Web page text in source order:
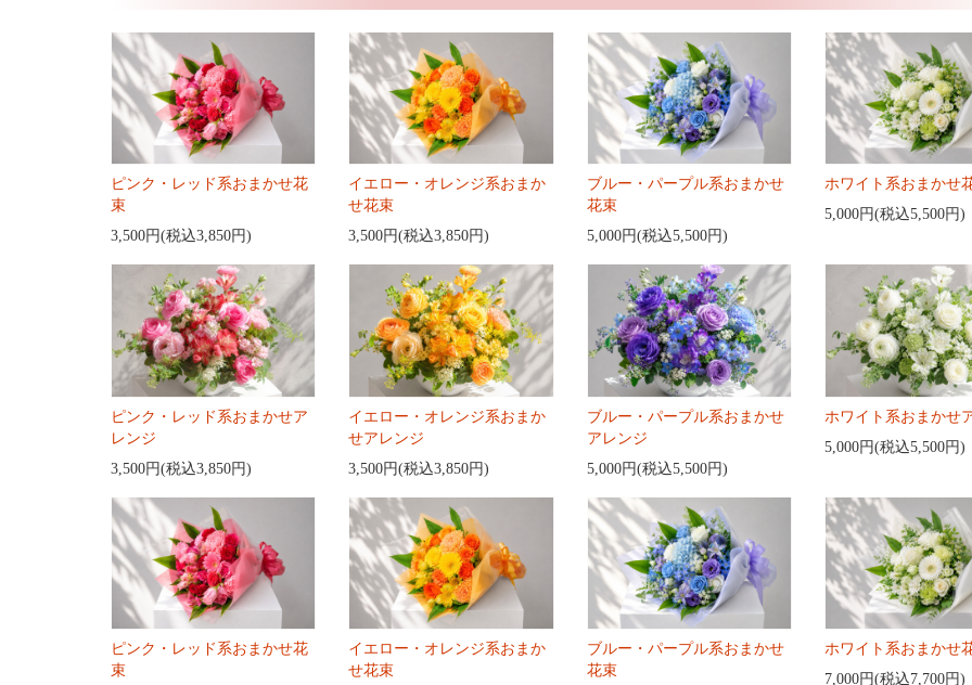
ピンク・レッド系おまかせ花
束
3,500円(税込3,850円)
イエロー・オレンジ系おまか
せ花束
3,500円(税込3,850円)
ブルー・パープル系おまかせ
花束
5,000円(税込5,500円)
ホワイト系おまかせ
5,000円(税込5,500円)
ピンク・レッド系おまかせア
レンジ
3,500円(税込3,850円)
イエロー・オレンジ系おまか
せアレンジ
3,500円(税込3,850円)
ブルー・パープル系おまかせ
アレンジ
5,000円(税込5,500円)
ホワイト系おまかせ
5,000円(税込5,500円)
ピンク・レッド系おまかせ花
束
イエロー・オレンジ系おまか
せ花束
ブルー・パープル系おまかせ
花束
ホワイト系おまかせ
7,000円(税込7,700円)